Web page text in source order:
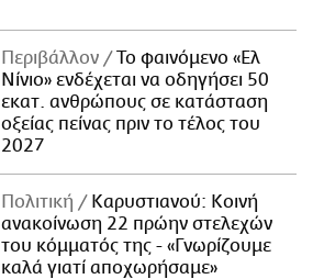
Περιβάλλον
Το φαινόμενο «Ελ
Νίνιο» ενδέχεται να οδηγήσει 50
εκατ. ανθρώπους σε κατάσταση
οξείας πείνας πριν το τέλος του
2027
Πολιτική
Καρυστιανού: Κοινή
ανακοίνωση 22 πρώην στελεχών
του κόμματός της - «Γνωρίζουμε
καλά γιατί αποχωρήσαμε»